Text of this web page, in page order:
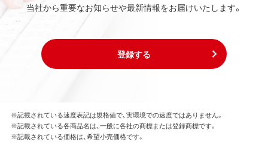
当社から重要なお知らせや最新情報をお届けいたします。
登録する
※記載されている速度表記は規格値で、実環境での速度ではありません。
※記載されている各商品名は、一般に各社の商標または登録商標です。
※記載されている価格は、希望小売価格です。